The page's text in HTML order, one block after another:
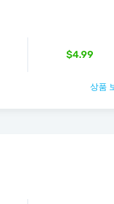
$4.99
상품